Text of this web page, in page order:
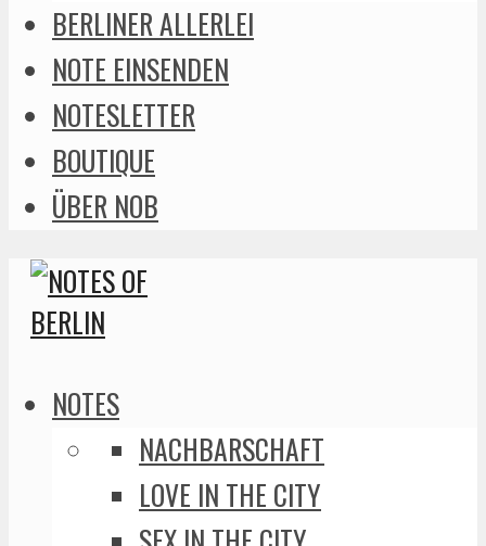
BERLINER ALLERLEI
NOTE EINSENDEN
NOTESLETTER
BOUTIQUE
ÜBER NOB
NOTES
NACHBARSCHAFT
LOVE IN THE CITY